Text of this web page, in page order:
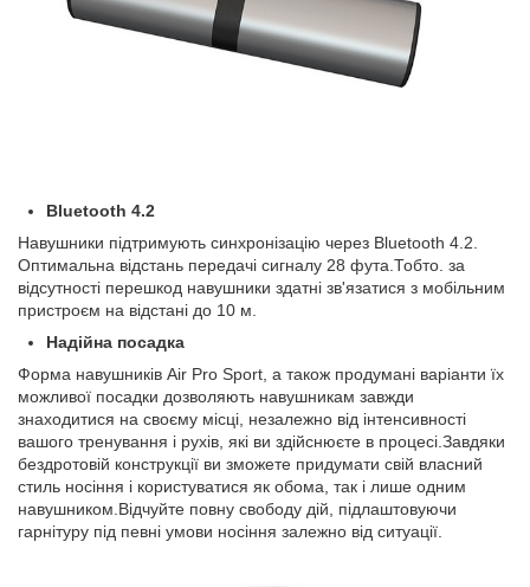
Bluetooth 4.2
Навушники підтримують синхронізацію через Bluetooth 4.2.
Оптимальна відстань передачі сигналу 28 фута.Тобто. за
відсутності перешкод навушники здатні зв'язатися з мобільним
пристроєм на відстані до 10 м.
Надійна посадка
Форма навушників Air Pro Sport, а також продумані варіанти їх
можливої ​​посадки дозволяють навушникам завжди
знаходитися на своєму місці, незалежно від інтенсивності
вашого тренування і рухів, які ви здійснюєте в процесі.Завдяки
бездротовій конструкції ви зможете придумати свій власний
стиль носіння і користуватися як обома, так і лише одним
навушником.Відчуйте повну свободу дій, підлаштовуючи
гарнітуру під певні умови носіння залежно від ситуації.